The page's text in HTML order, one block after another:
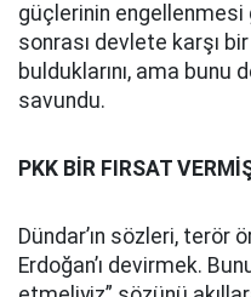
güçlerinin
sonrası devlete karşı
bulduklarını, ama bunu
savundu.
PKK BİR FIRSAT
Dündar’ın sözleri, terör
Erdoğan’ı devirmek.